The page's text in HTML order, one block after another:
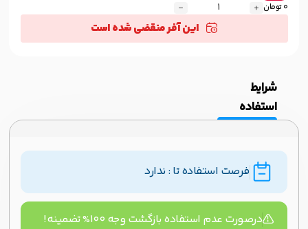
0 تومان
این آفر منقضی شده است
شرایط
استفاده
فرصت استفاده تا : ندارد
درصورت عدم استفاده بازگشت وجه ۱۰۰% تضمینه!